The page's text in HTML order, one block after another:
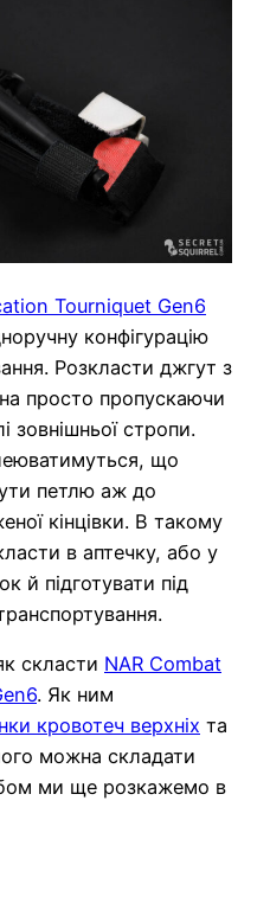
Tourniquet Gen6
конфігурацію
Розкласти джгут з
просто пропускаючи
зовнішньої стропи.
що
петлю аж до
кінцівки. В такому
в аптечку, або у
й підготувати під
скласти NAR Combat
. Як ним
кровотеч верхніх та
можна складати
ми ще розкажемо в